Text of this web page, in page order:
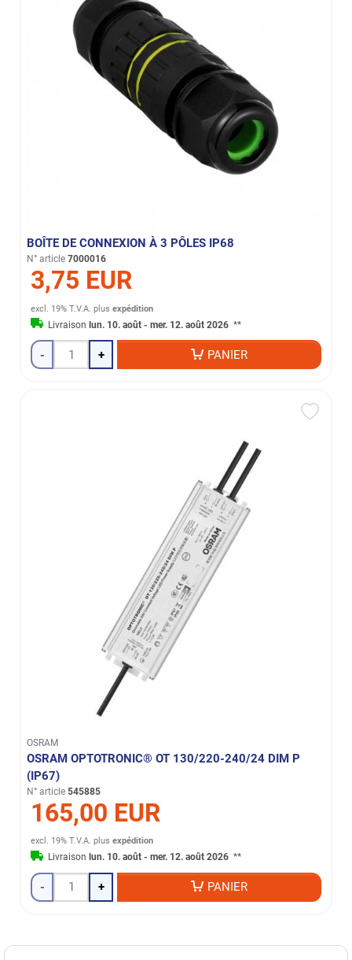
BOÎTE DE CONNEXION À 3 PÔLES IP68
N° article 7000016
3,75 EUR
excl. 19% T.V.A. plusexpédition
Livraisonlun. 10. août - mer. 12. août 2026 **
- + PANIER
OSRAM
OSRAM OPTOTRONIC® OT 130/220-240/24 DIM P
(IP67)
N° article 545885
165,00 EUR
excl. 19% T.V.A. plusexpédition
Livraison lun. 10. août - mer. 12. août 2026 **
- + PANIER